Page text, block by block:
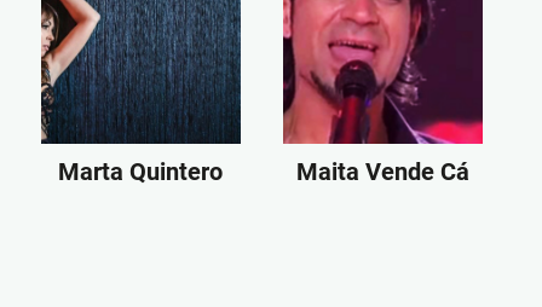
Marta Quintero Maita Vende Cá